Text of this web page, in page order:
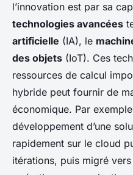
l’innovation est par sa
technologies avancées
artificielle (IA), le
des objets (IoT). Ces
ressources de calcul
hybride peut fournir de
économique. Par
développement d’une
rapidement sur le cloud
itérations, puis migré